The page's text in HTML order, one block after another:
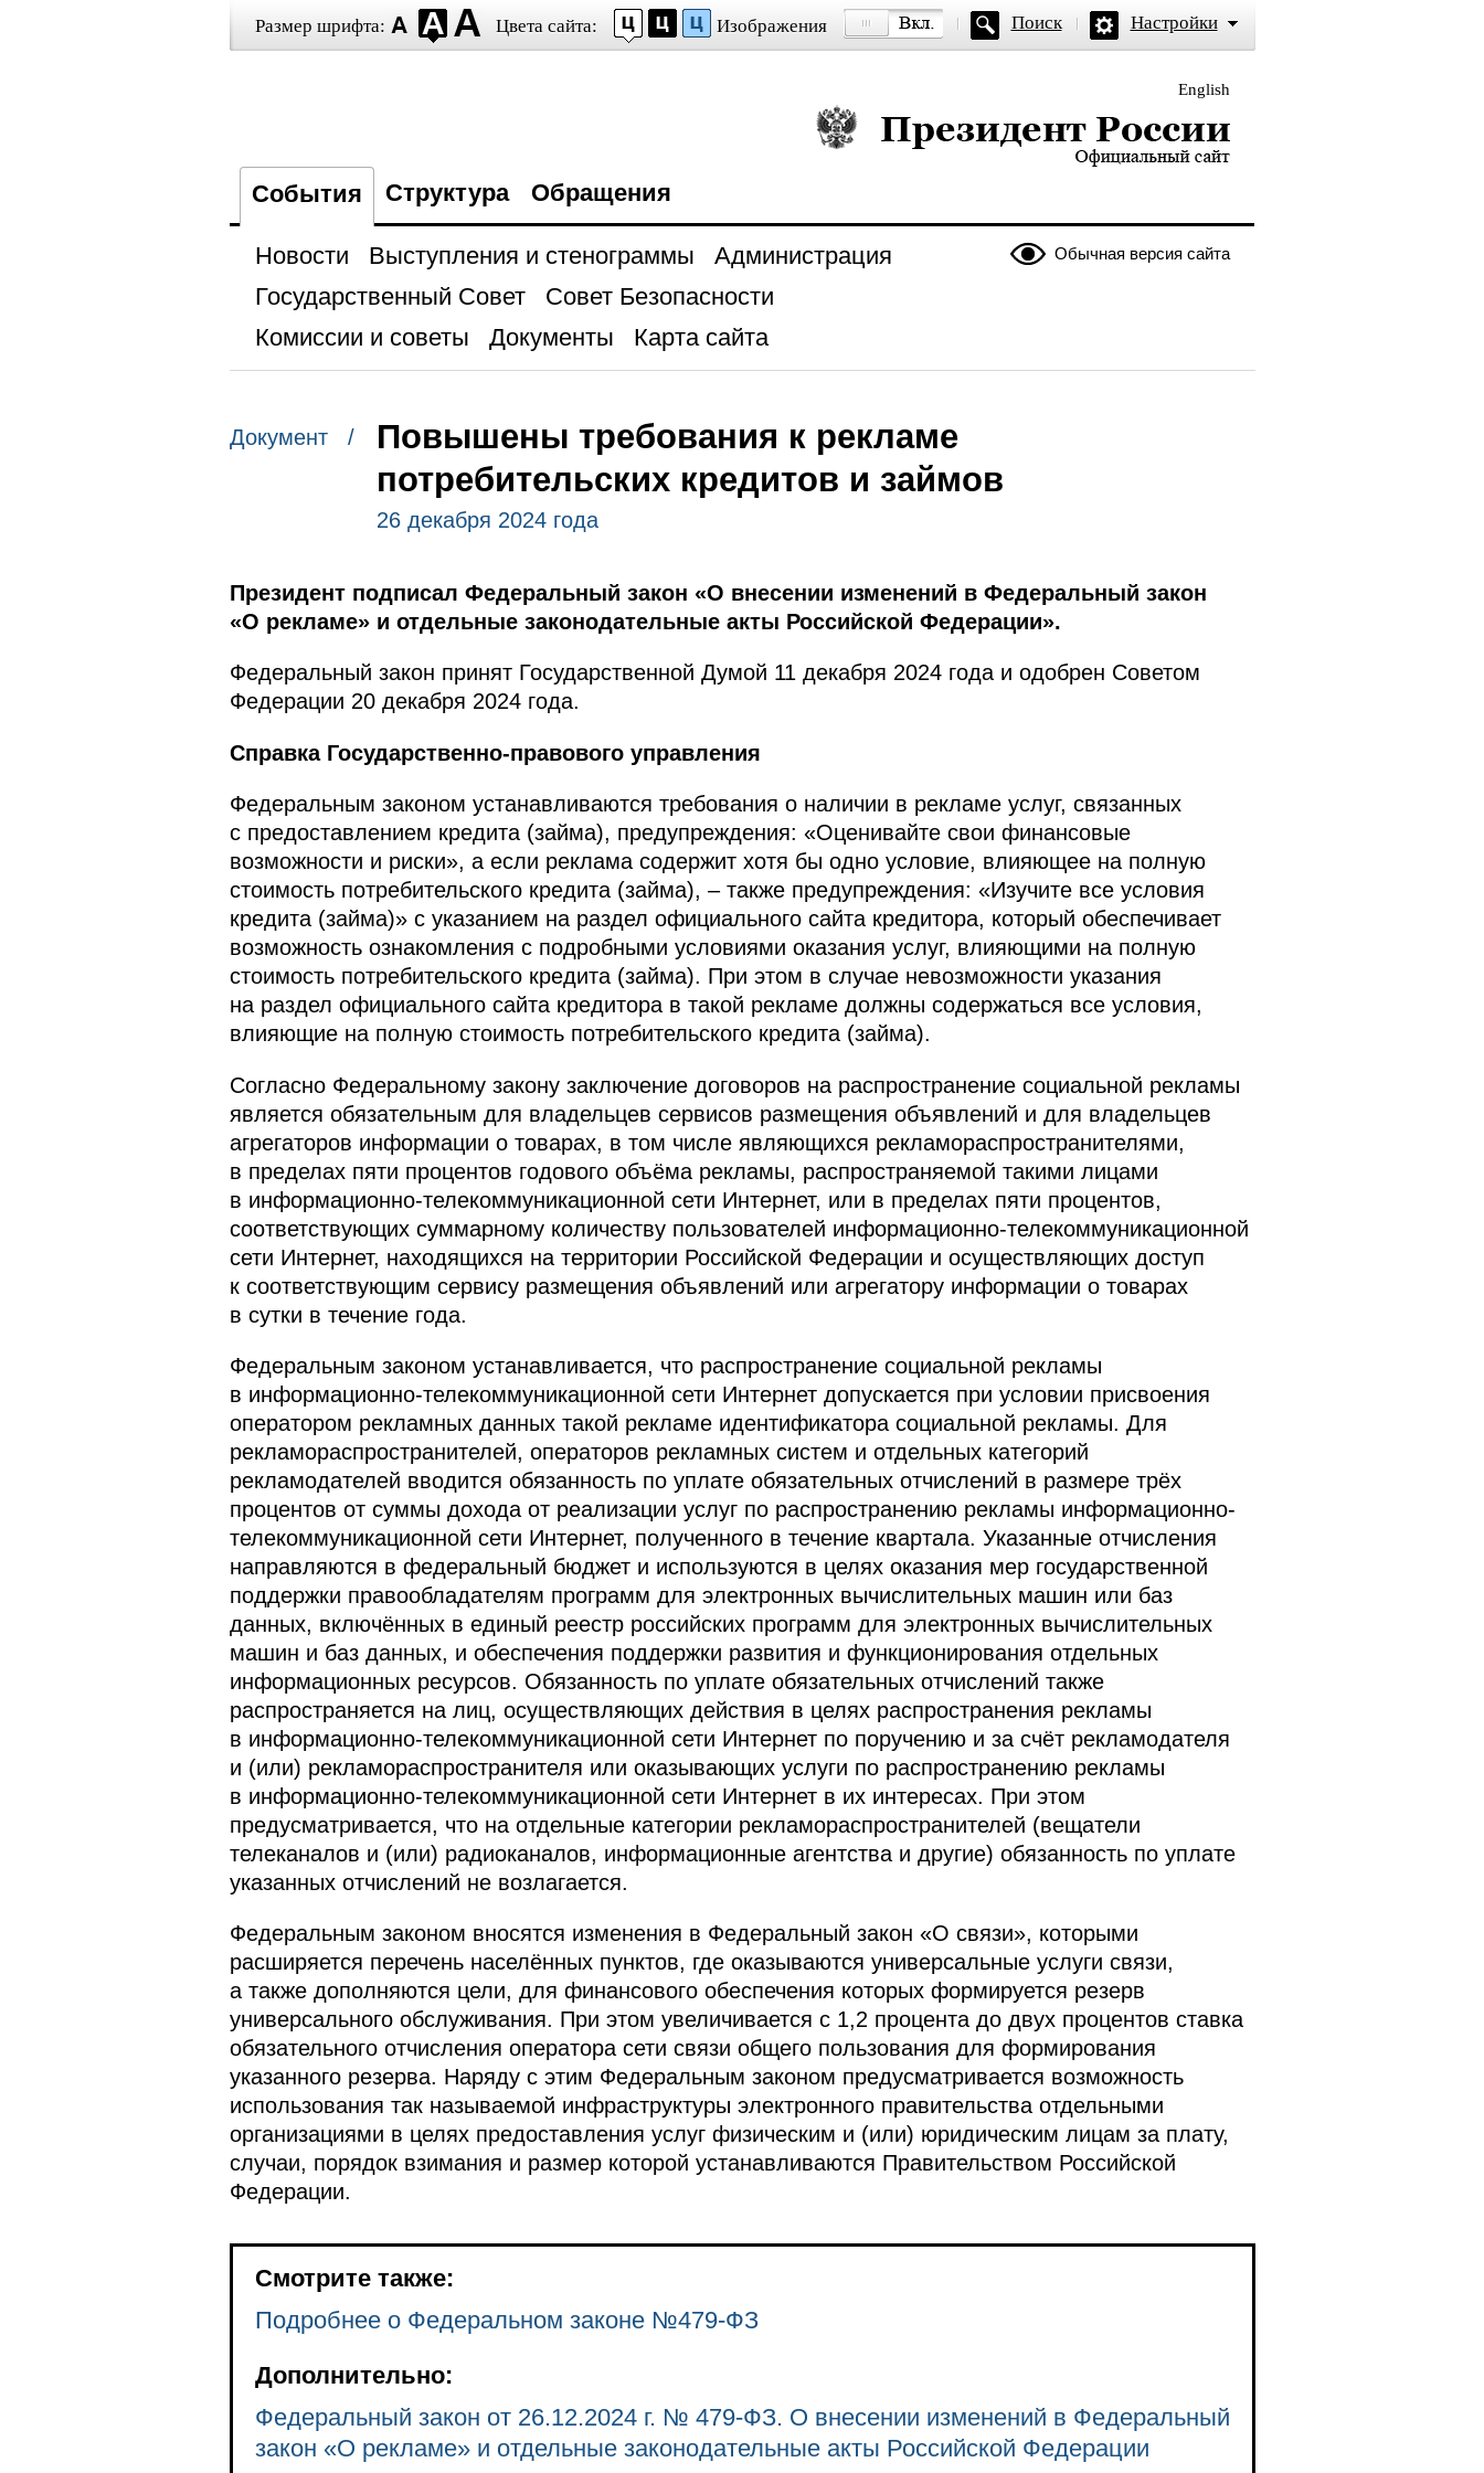
Размер шрифта: Цвета сайта: Изображения Поиск Настройки
English
Президент России — официальный сайт
События Структура Обращения
Обычная версия сайта
Новости Выступления и стенограммы
Администрация
Государственный Совет
Совет Безопасности
Комиссии и советы
Документы Карта сайта
Документ /
Повышены требования к рекламе
потребительских кредитов и займов
26 декабря 2024 года
Президент подписал Федеральный закон «О внесении изменений в Федеральный закон
«О рекламе» и отдельные законодательные акты Российской Федерации».
Федеральный закон принят Государственной Думой 11 декабря 2024 года и одобрен Советом
Федерации 20 декабря 2024 года.
Справка Государственно-правового управления
Федеральным законом устанавливаются требования о наличии в рекламе услуг, связанных
с предоставлением кредита (займа), предупреждения: «Оценивайте свои финансовые
возможности и риски», а если реклама содержит хотя бы одно условие, влияющее на полную
стоимость потребительского кредита (займа), – также предупреждения: «Изучите все условия
кредита (займа)» с указанием на раздел официального сайта кредитора, который обеспечивает
возможность ознакомления с подробными условиями оказания услуг, влияющими на полную
стоимость потребительского кредита (займа). При этом в случае невозможности указания
на раздел официального сайта кредитора в такой рекламе должны содержаться все условия,
влияющие на полную стоимость потребительского кредита (займа).
Согласно Федеральному закону заключение договоров на распространение социальной рекламы
является обязательным для владельцев сервисов размещения объявлений и для владельцев
агрегаторов информации о товарах, в том числе являющихся рекламораспространителями,
в пределах пяти процентов годового объёма рекламы, распространяемой такими лицами
в информационно-телекоммуникационной сети Интернет, или в пределах пяти процентов,
соответствующих суммарному количеству пользователей информационно-телекоммуникационной
сети Интернет, находящихся на территории Российской Федерации и осуществляющих доступ
к соответствующим сервису размещения объявлений или агрегатору информации о товарах
в сутки в течение года.
Федеральным законом устанавливается, что распространение социальной рекламы
в информационно-телекоммуникационной сети Интернет допускается при условии присвоения
оператором рекламных данных такой рекламе идентификатора социальной рекламы. Для
рекламораспространителей, операторов рекламных систем и отдельных категорий
рекламодателей вводится обязанность по уплате обязательных отчислений в размере трёх
процентов от суммы дохода от реализации услуг по распространению рекламы информационно-
телекоммуникационной сети Интернет, полученного в течение квартала. Указанные отчисления
направляются в федеральный бюджет и используются в целях оказания мер государственной
поддержки правообладателям программ для электронных вычислительных машин или баз
данных, включённых в единый реестр российских программ для электронных вычислительных
машин и баз данных, и обеспечения поддержки развития и функционирования отдельных
информационных ресурсов. Обязанность по уплате обязательных отчислений также
распространяется на лиц, осуществляющих действия в целях распространения рекламы
в информационно-телекоммуникационной сети Интернет по поручению и за счёт рекламодателя
и (или) рекламораспространителя или оказывающих услуги по распространению рекламы
в информационно-телекоммуникационной сети Интернет в их интересах. При этом
предусматривается, что на отдельные категории рекламораспространителей (вещатели
телеканалов и (или) радиоканалов, информационные агентства и другие) обязанность по уплате
указанных отчислений не возлагается.
Федеральным законом вносятся изменения в Федеральный закон «О связи», которыми
расширяется перечень населённых пунктов, где оказываются универсальные услуги связи,
а также дополняются цели, для финансового обеспечения которых формируется резерв
универсального обслуживания. При этом увеличивается с 1,2 процента до двух процентов ставка
обязательного отчисления оператора сети связи общего пользования для формирования
указанного резерва. Наряду с этим Федеральным законом предусматривается возможность
использования так называемой инфраструктуры электронного правительства отдельными
организациями в целях предоставления услуг физическим и (или) юридическим лицам за плату,
случаи, порядок взимания и размер которой устанавливаются Правительством Российской
Федерации.
Смотрите также:
Подробнее о Федеральном законе №479-ФЗ
Дополнительно:
Федеральный закон от 26.12.2024 г. № 479-ФЗ. О внесении изменений в Федеральный
закон «О рекламе» и отдельные законодательные акты Российской Федерации